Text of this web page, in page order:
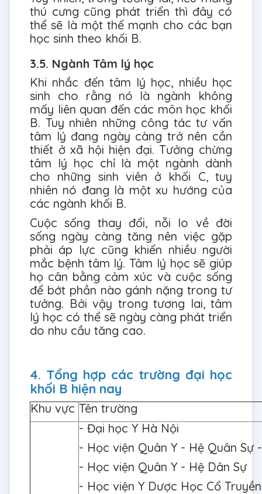
thú cưng cũng phát triển thì đây có
thể sẽ là một thế mạnh cho các bạn
học sinh theo khối B.
3.5. Ngành Tâm lý học
Khi nhắc đến tâm lý học, nhiều học
sinh cho rằng nó là ngành không
mấy liên quan đến các môn học khối
B. Tuy nhiên những công tác tư vấn
tâm lý đang ngày càng trở nên cần
thiết ở xã hội hiện đại. Tưởng chừng
tâm lý học chỉ là một ngành dành
cho những sinh viên ở khối C, tuy
nhiên nó đang là một xu hướng của
các ngành khối B.
Cuộc sống thay đổi, nỗi lo về đời
sống ngày càng tăng nên việc gặp
phải áp lực cũng khiến nhiều người
mắc bệnh tâm lý. Tâm lý học sẽ giúp
họ cân bằng cảm xúc và cuộc sống
để bớt phần nào gánh nặng trong tư
tưởng. Bởi vậy trong tương lai, tâm
lý học có thể sẽ ngày càng phát triển
do nhu cầu tăng cao.
4. Tổng hợp các trường đại học
khối B hiện nay
Khu vực Tên trường
- Đại học Y Hà Nội
- Học viện Quân Y - Hệ Quân
- Học viện Quân Y - Hệ Dân Sự
- Học viện Y Dược Học Cổ